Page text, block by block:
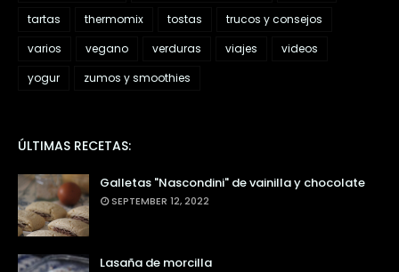
tartas
thermomix tostas
trucos y consejos
varios
vegano verduras viajes
videos
yogur
zumos y smoothies
ÚLTIMAS RECETAS:
Galletas "Nascondini" de vainilla y chocolate
SEPTEMBER 12, 2022
Lasaña de morcilla